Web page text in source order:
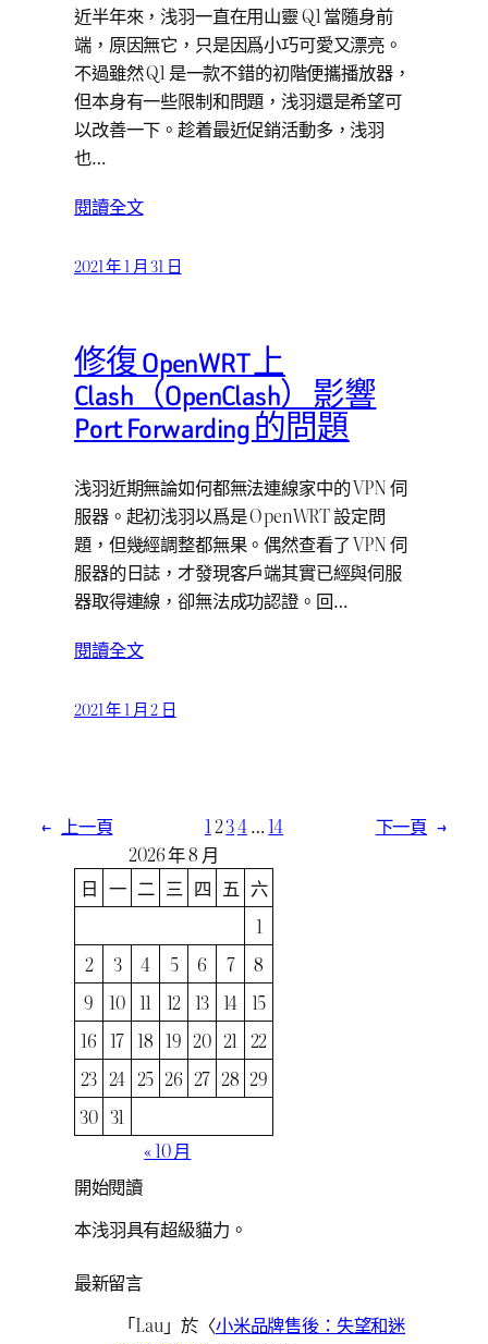
近半年來，浅羽一直在用山靈 Q1 當隨身前
端，原因無它，只是因爲小巧可愛又漂亮。
不過雖然 Q1 是一款不錯的初階便攜播放器，
但本身有一些限制和問題，浅羽還是希望可
以改善一下。趁着最近促銷活動多，浅羽
也…
閱讀全文
2021 年 1 月 31 日
修復 OpenWRT 上
Clash（OpenClash）影響
Port Forwarding 的問題
浅羽近期無論如何都無法連線家中的 VPN 伺
服器。起初浅羽以爲是 OpenWRT 設定問
題，但幾經調整都無果。偶然查看了 VPN 伺
服器的日誌，才發現客戶端其實已經與伺服
器取得連線，卻無法成功認證。回…
閱讀全文
2021 年 1 月 2 日
← 上一頁 1234…14 下一頁 →
2026 年 8 月
日 一 二 三 四 五 六
1
2
3 4 5 6 7
8
9
10 11 12 13 14 15
16 17 18 19 20 21 22
23 24 25 26 27 28 29
30 31
« 10 月
開始閱讀
本浅羽具有超級貓力。
最新留言
「Lau」於〈小米品牌售後：失望和迷